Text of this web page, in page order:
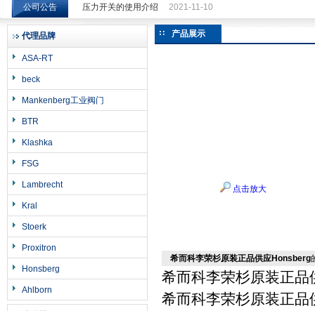
希而科工业控制设备（上海）有限公司
公司公告 压力开关的使用介绍 2021-11-10
代理品牌
ASA-RT
beck
Mankenberg工业阀门
BTR
Klashka
FSG
Lambrecht
Kral
Stoerk
Proxitron
Honsberg
Ahlborn
产品展示
点击放大
希而科李荣杉原装正品供应Honsberg
希而科李荣杉原装正
希而科李荣杉原装正